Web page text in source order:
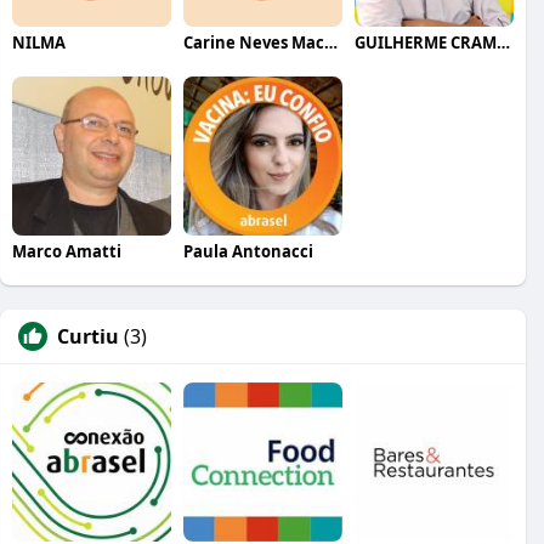
NILMA Carine Neves Machado GUILHERME CRAMER BALLE
Marco Amatti Paula Antonacci
Curtiu (3)